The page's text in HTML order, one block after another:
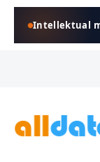
Intellektual